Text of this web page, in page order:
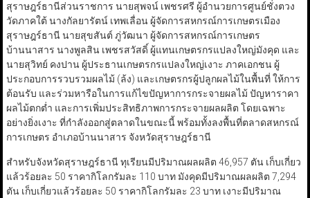
สุราษฎร์ธานีส่วนราชการ นายสุพจน์ เพชรศรี ผู้อำนวยการศูนย์ชั่งตวง
วัดภาคใต้ นางกัลยารัตน์ เทพเลื่อน ผู้จัดการสหกรณ์การเกษตรเมือง
สุราษฎร์ธานี นายสุขสันต์ ภู่วัฒนา ผู้จัดการสหกรณ์การเกษตร
บ้านนาสาร นางพูลสิน เพชรสวัสดิ์ ผู้แทนเกษตรกรแปลงใหญ่มังคุด และ
นายสุวิทย์ คงปาน ผู้ประธานเกษตรกรแปลงใหญ่เงาะ ภาคเอกชน ผู้
ประกอบการรวบรวมผลไม้ (ล้ง) และเกษตรกรผู้ปลูกผลไม้ในพื้นที่ ให้การ
ต้อนรับ และร่วมหารือในการแก้ไขปัญหาการกระจายผลไม้ ปัญหาราคา
ผลไม้ตกต่ำ และการเพิ่มประสิทธิภาพการกระจายผลผลิต โดยเฉพาะ
อย่างยิ่งเงาะ ที่กำลังออกสู่ตลาดในขณะนี้ พร้อมทั้งลงพื้นที่ตลาดสหกรณ์
การเกษตร อำเภอบ้านนาสาร จังหวัดสุราษฎร์ธานี
สำหรับจังหวัดสุราษฎร์ธานี ทุเรียนมีปริมาณผลผลิต 46,957 ตัน เก็บเกี่ยว
แล้วร้อยละ 50 ราคากิโลกรัมละ 110 บาท มังคุดมีปริมาณผลผลิต 7,294
ตัน เก็บเกี่ยวแล้วร้อยละ 50 ราคากิโลกรัมละ 23 บาท เงาะมีปริมาณ